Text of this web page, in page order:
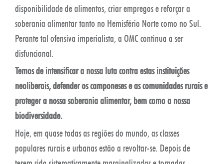
disponibilidade de alimentos, criar empregos e reforçar a
soberania alimentar tanto no Hemisfério Norte como no Sul.
Perante tal ofensiva imperialista, a OMC continua a ser
disfuncional.
Temos de intensificar a nossa luta contra estas instituições
neoliberais, defender os camponeses e as comunidades rurais e
proteger a nossa soberania alimentar, bem como a nossa
biodiversidade.
Hoje, em quase todas as regiões do mundo, as classes
populares rurais e urbanas estão a revoltar-se. Depois de